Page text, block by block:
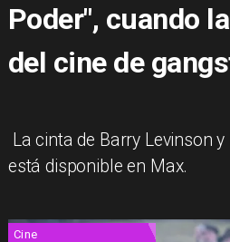
Poder", cuando
del cine de
La cinta de Barry Levinson
está disponible en Max.
Cine